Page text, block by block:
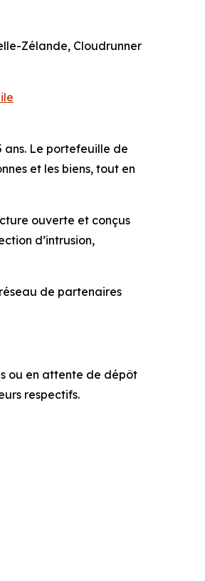
Zélande, Cloudrunner
ans. Le portefeuille de
et les biens, tout en
ouverte et conçus
d’intrusion,
de partenaires
ou en attente de dépôt
respectifs.